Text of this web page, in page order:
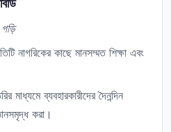
নাগরিকের কাছে মানসম্মত শিক্ষা এবং
মাধ্যমে ব্যবহারকারীদের দৈনন্দিন
করা।